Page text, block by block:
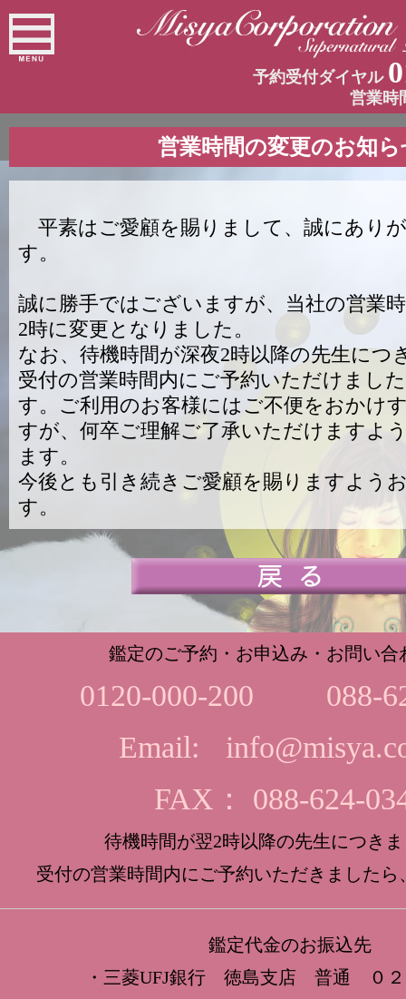
予約受付ダイヤル
営業時
営業時間の変更のお知ら
平素はご愛顧を賜りまして、誠にあり
す。
誠に勝手ではございますが、当社の営業
2時に変更となりました。
なお、待機時間が深夜2時以降の先生につ
受付の営業時間内にご予約いただけまし
す。ご利用のお客様にはご不便をおかけ
すが、何卒ご理解ご了承いただけますよ
ます。
今後とも引き続きご愛顧を賜りますよう
す。
鑑定のご予約・お申込み・お問い合
0120-000-200
088-
Email:
FAX： 088-624-
待機時間が翌2時以降の先生につき
受付の営業時間内にご予約いただきましたら
鑑定代金のお振込先
・三菱UFJ銀行 徳島支店 普通 ０２